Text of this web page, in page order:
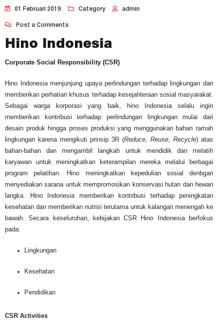
01 Februari 2019 Category admin
Post a Comments
Hino Indonesia
Corporate Social Responsibility (CSR)
Hino Indonesia menjunjung upaya perlindungan terhadap lingkungan dan
memberikan perhatian khusus terhadap kesejahteraan sosial masyarakat.
Sebagai warga korporasi yang baik, hino Indonesia selalu ingin
memberikan kontribusi terhadap perlindungan lingkungan mulai dari
desain produk hingga proses produksi yang menggunakan bahan ramah
lingkungan karena mengikuti prinsip 3R (Reduce, Reuse, Recycle) atas
bahan-bahan dan mengambil langkah untuk mendidik dan melatih
karyawan untuk meningkatkan keterampilan mereka melalui berbagai
program pelatihan. Hino meningkatkan kepedulian sosial denbgan
menyediakan sarana untuk mempromosikan konservasi hutan dan hewan
langka. Hino Indonesia memberikan kontribusi terhadap peningkatan
kesehatan dan memberikan nutrisi terutama untuk kalangan menengah ke
bawah. Secara keseluruhan, kebijakan CSR Hino Indonesia berfokus
pada:
Lingkungan
Kesehatan
Pendidikan
CSR Activities